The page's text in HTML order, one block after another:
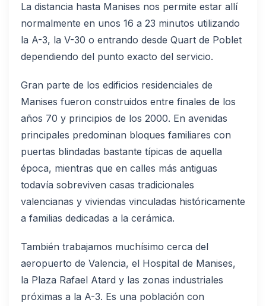
La distancia hasta Manises nos permite estar allí
normalmente en unos 16 a 23 minutos utilizando
la A-3, la V-30 o entrando desde Quart de Poblet
dependiendo del punto exacto del servicio.
Gran parte de los edificios residenciales de
Manises fueron construidos entre finales de los
años 70 y principios de los 2000. En avenidas
principales predominan bloques familiares con
puertas blindadas bastante típicas de aquella
época, mientras que en calles más antiguas
todavía sobreviven casas tradicionales
valencianas y viviendas vinculadas históricamente
a familias dedicadas a la cerámica.
También trabajamos muchísimo cerca del
aeropuerto de Valencia, el Hospital de Manises,
la Plaza Rafael Atard y las zonas industriales
próximas a la A-3. Es una población con